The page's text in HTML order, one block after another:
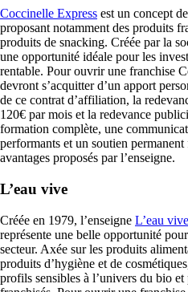
Coccinelle Express est un concept
proposant notamment des produits
produits de snacking. Créée par la
une opportunité idéale pour les
rentable. Pour ouvrir une franchise
devront s’acquitter d’un apport
de ce contrat d’affiliation, la
120€ par mois et la redevance
formation complète, une
performants et un soutien
avantages proposés par l’enseigne.
L’eau vive
Créée en 1979, l’enseigne L’eau vive
représente une belle opportunité
secteur. Axée sur les produits
produits d’hygiène et de
profils sensibles à l’univers du bio et